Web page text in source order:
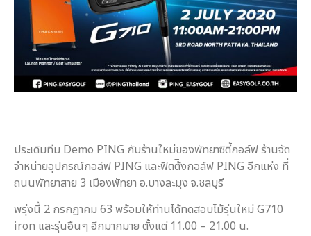
ประเดิมทีม Demo PING กับร้านใหม่ของพัทยาซิตี้กอล์ฟ ร้านจัด
จำหน่ายอุปกรณ์กอล์ฟ PING และฟิตต้ิงกอล์ฟ PING อีกแห่ง ที่
ถนนพัทยาสาย 3 เมืองพัทยา อ.บางละมุง จ.ชลบุรี
พรุ่งนี้ 2 กรกฏาคม 63 พร้อมให้ท่านได้ทดสอบไม้รุ่นใหม่ G710
iron และรุ่นอืนๆ อีกมากมาย ตั้งแต่ 11.00 – 21.00 น.